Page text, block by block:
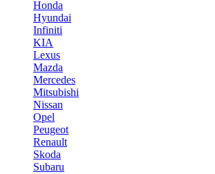
Honda
Hyundai
Infiniti
KIA
Lexus
Mazda
Mercedes
Mitsubishi
Nissan
Opel
Peugeot
Renault
Skoda
Subaru